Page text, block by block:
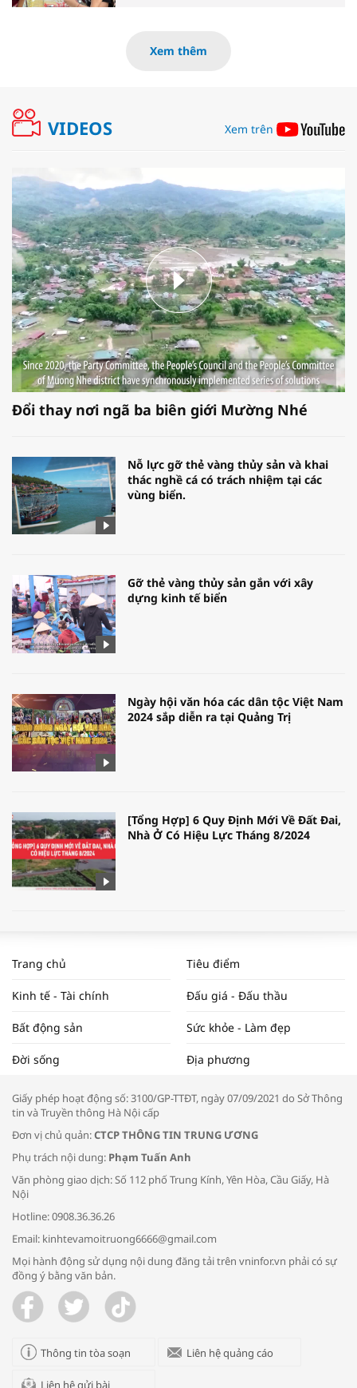
Xem thêm
VIDEOS Xem trên
Đổi thay nơi ngã ba biên giới Mường Nhé
Nỗ lực gỡ thẻ vàng thủy sản và khai
thác nghề cá có trách nhiệm tại các
vùng biển.
Gỡ thẻ vàng thủy sản gắn với xây
dựng kinh tế biển
Ngày hội văn hóa các dân tộc Việt Nam
2024 sắp diễn ra tại Quảng Trị
[Tổng Hợp] 6 Quy Định Mới Về Đất Đai,
Nhà Ở Có Hiệu Lực Tháng 8/2024
NAM NĂM 2024 VÀ NĂM 2025 | NHỊP
ĐẬP THỊ TRƯỜNG #62
Tọa đàm “Xúc tiến thương mại: Khơi
Bác sĩ tư vấn cách phòng tránh bệnh
đường hô hấp trong thời tiết giao mùa
Trao yêu thương cho em
Trang chủ Tiêu điểm
Kinh tế - Tài chính Đấu giá - Đấu thầu
Bất động sản Sức khỏe - Làm đẹp
Đời sống Địa phương
Giấy phép hoạt động số: 3100/GP-TTĐT, ngày 07/09/2021 do Sở Thông
tin và Truyền thông Hà Nội cấp
Đơn vị chủ quản:CTCP THÔNG TIN TRUNG ƯƠNG
Phụ trách nội dung: Phạm Tuấn Anh
Văn phòng giao dịch: Số 112 phố Trung Kính, Yên Hòa, Cầu Giấy, Hà
Nội
Hotline: 0908.36.36.26
Email: kinhtevamoitruong6666@gmail.com
Mọi hành động sử dụng nội dung đăng tải trên vninfor.vn phải có sự
đồng ý bằng văn bản.
Thông tin tòa soạn Liên hệ quảng cáo
Liên hệ gửi bài